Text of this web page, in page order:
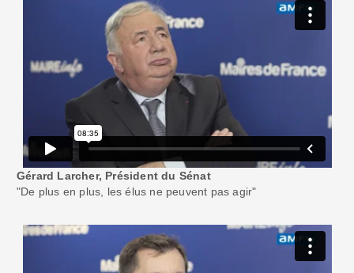
Gérard Larcher, Président du Sénat
"De plus en plus, les élus ne peuvent pas agir"